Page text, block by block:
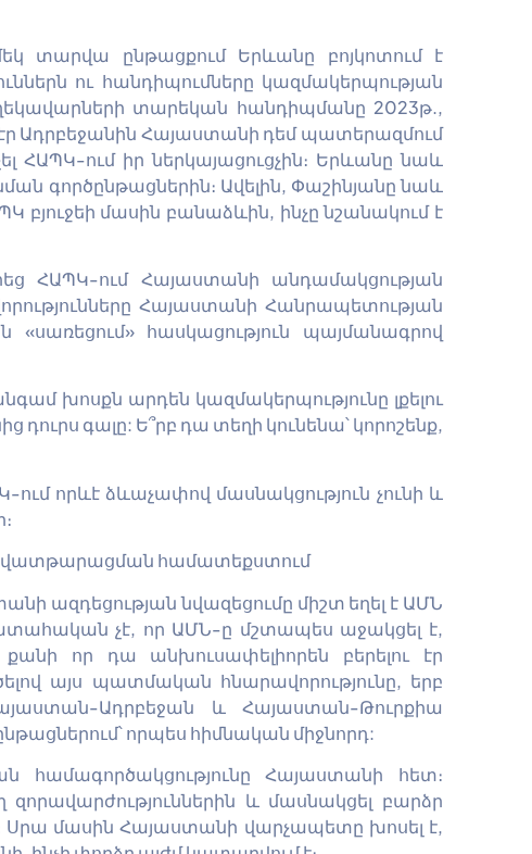
տարվա ընթացքում Երևանը բոյկոտում է
ու հանդիպումները կազմակերպության
տարեկան հանդիպմանը 2023թ.,
էր Ադրբեջանին Հայաստանի դեմ պատերազմում
ՀԱՊԿ-ում իր ներկայացուցչին։ Երևանը նաև
գործընթացներին։ Ավելին, Փաշինյանը նաև
բյուջեի մասին բանաձևին, ինչը նշանակում է
ՀԱՊԿ-ում Հայաստանի անդամակցության
Հայաստանի Հանրապետության
հասկացություն պայմանագրով
խոսքն արդեն կազմակերպությունը լքելու
դուրս գալը: Ե՞րբ դա տեղի կունենա՝ կորոշենք,
որևէ ձևաչափով մասնակցություն չունի և
վատթարացման համատեքստում
ազդեցության նվազեցումը միշտ եղել է ԱՄՆ
չէ, որ ԱՄՆ-ը մշտապես աջակցել է,
որ դա անխուսափելիորեն բերելու էր
այս պատմական հնարավորությունը, երբ
Ադրբեջան և Հայաստան-Թուրքիա
որպես հիմնական միջնորդ:
համագործակցությունը Հայաստանի հետ։
և մասնակցել բարձր
մասին Հայաստանի վարչապետը խոսել է,